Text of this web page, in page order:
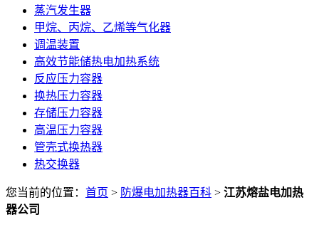
蒸汽发生器
甲烷、丙烷、乙烯等气化器
调温装置
高效节能储热电加热系统
反应压力容器
换热压力容器
存储压力容器
高温压力容器
管壳式换热器
热交换器
您当前的位置： 首页 > 防爆电加热器百科 > 江苏熔盐电加热
器公司